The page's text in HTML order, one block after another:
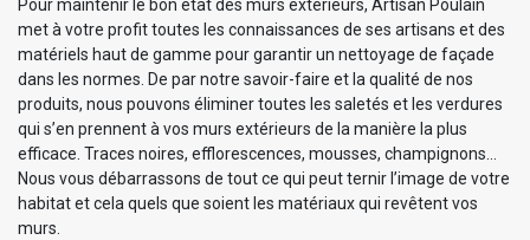
Pour maintenir le bon état des murs extérieurs, Artisan Poulain
met à votre profit toutes les connaissances de ses artisans et des
matériels haut de gamme pour garantir un nettoyage de façade
dans les normes. De par notre savoir-faire et la qualité de nos
produits, nous pouvons éliminer toutes les saletés et les verdures
qui s’en prennent à vos murs extérieurs de la manière la plus
efficace. Traces noires, efflorescences, mousses, champignons…
Nous vous débarrassons de tout ce qui peut ternir l’image de votre
habitat et cela quels que soient les matériaux qui revêtent vos
murs.